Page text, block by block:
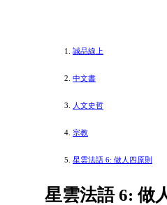
誠品線上
中文書
人文史哲
宗教
星雲法語 6: 做人四原則
星雲法語 6: 做